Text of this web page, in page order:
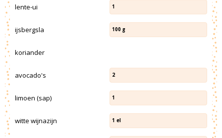
lente-ui 1
ijsbergsla 100 g
koriander
avocado's 2
limoen (sap) 1
witte wijnazijn 1 el